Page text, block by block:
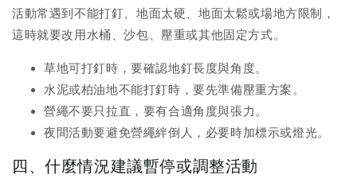
活動常遇到不能打釘、地面太硬、地面太鬆或場地方限制，
這時就要改用水桶、沙包、壓重或其他固定方式。
草地可打釘時，要確認地釘長度與角度。
水泥或柏油地不能打釘時，要先準備壓重方案。
營繩不要只拉直，要有合適角度與張力。
夜間活動要避免營繩絆倒人，必要時加標示或燈光。
四、什麼情況建議暫停或調整活動